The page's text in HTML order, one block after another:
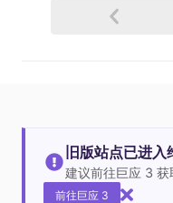
旧版站点已进入
建议前往巨应 3 获
前往巨应 3